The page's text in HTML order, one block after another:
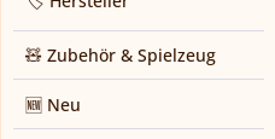
🧸 Zubehör & Spielzeug
🆕 Neu